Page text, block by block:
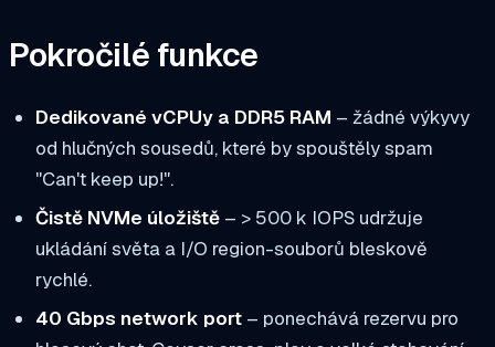
Pokročilé funkce
Dedikované vCPUy a DDR5 RAM – žádné výkyvy
od hlučných sousedů, které by spouštěly spam
"Can't keep up!".
Čistě NVMe úložiště– > 500 k IOPS udržuje
ukládání světa a I/O region-souborů bleskově
rychlé.
40 Gbps network port– ponechává rezervu pro